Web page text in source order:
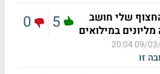
שלי חושב
במילואים
09/03/
זו
5
0